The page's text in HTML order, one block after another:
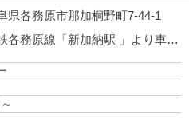
県各務原市那加桐野町7-44-1
名鉄各務原線「新加納駅 」より車で8分